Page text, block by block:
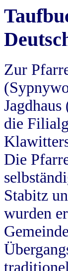
Zur
die
Die
Stabitz
wurden